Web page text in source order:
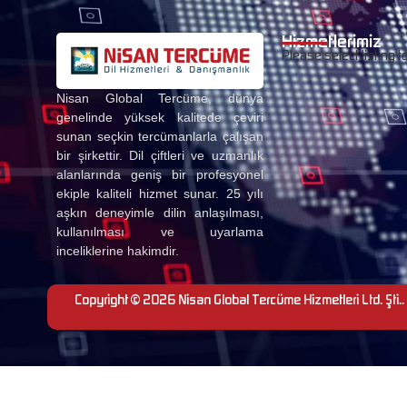
Nisan Global Tercüme, dünya
genelinde yüksek kalitede çeviri
sunan seçkin tercümanlarla çalışan
bir şirkettir. Dil çiftleri ve uzmanlık
alanlarında geniş bir profesyonel
ekiple kaliteli hizmet sunar. 25 yılı
aşkın deneyimle dilin anlaşılması,
kullanılması ve uyarlama
inceliklerine hakimdir.
Hizmetlerimiz
Please select listing
Copyright © 2026 Nisan Global Tercüme Hizmetleri Ltd. Şti..